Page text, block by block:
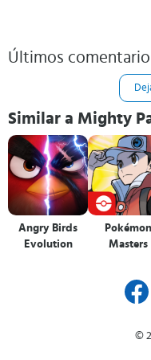
Últimos
Similar a Mighty
Angry Birds
Evolution
Pokémon
Masters
©